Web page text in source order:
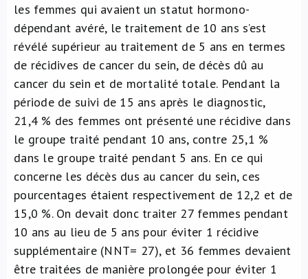
les femmes qui avaient un statut hormono-
dépendant avéré, le traitement de 10 ans s’est
révélé supérieur au traitement de 5 ans en termes
de récidives de cancer du sein, de décès dû au
cancer du sein et de mortalité totale. Pendant la
période de suivi de 15 ans après le diagnostic,
21,4 % des femmes ont présenté une récidive dans
le groupe traité pendant 10 ans, contre 25,1 %
dans le groupe traité pendant 5 ans. En ce qui
concerne les décès dus au cancer du sein, ces
pourcentages étaient respectivement de 12,2 et de
15,0 %. On devait donc traiter 27 femmes pendant
10 ans au lieu de 5 ans pour éviter 1 récidive
supplémentaire (NNT= 27), et 36 femmes devaient
être traitées de manière prolongée pour éviter 1